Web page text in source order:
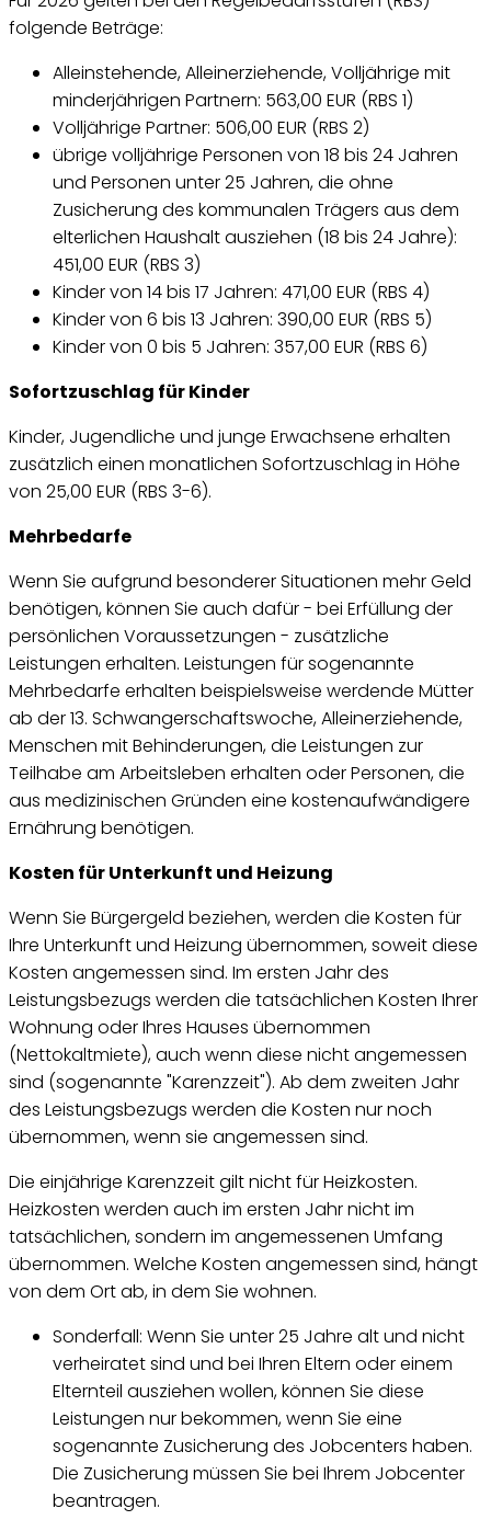
folgende Beträge:
Alleinstehende, Alleinerziehende, Volljährige mit
minderjährigen Partnern: 563,00 EUR (RBS 1)
Volljährige Partner: 506,00 EUR (RBS 2)
übrige volljährige Personen von 18 bis 24 Jahren
und Personen unter 25 Jahren, die ohne
Zusicherung des kommunalen Trägers aus dem
elterlichen Haushalt ausziehen (18 bis 24 Jahre):
451,00 EUR (RBS 3)
Kinder von 14 bis 17 Jahren: 471,00 EUR (RBS 4)
Kinder von 6 bis 13 Jahren: 390,00 EUR (RBS 5)
Kinder von 0 bis 5 Jahren: 357,00 EUR (RBS 6)
Sofortzuschlag für Kinder
Kinder, Jugendliche und junge Erwachsene erhalten
zusätzlich einen monatlichen Sofortzuschlag in Höhe
von 25,00 EUR (RBS 3-6).
Mehrbedarfe
Wenn Sie aufgrund besonderer Situationen mehr Geld
benötigen, können Sie auch dafür - bei Erfüllung der
persönlichen Voraussetzungen - zusätzliche
Leistungen erhalten. Leistungen für sogenannte
Mehrbedarfe erhalten beispielsweise werdende Mütter
ab der 13. Schwangerschaftswoche, Alleinerziehende,
Menschen mit Behinderungen, die Leistungen zur
Teilhabe am Arbeitsleben erhalten oder Personen, die
aus medizinischen Gründen eine kostenaufwändigere
Ernährung benötigen.
Kosten für Unterkunft und Heizung
Wenn Sie Bürgergeld beziehen, werden die Kosten für
Ihre Unterkunft und Heizung übernommen, soweit diese
Kosten angemessen sind. Im ersten Jahr des
Leistungsbezugs werden die tatsächlichen Kosten Ihrer
Wohnung oder Ihres Hauses übernommen
(Nettokaltmiete), auch wenn diese nicht angemessen
sind (sogenannte "Karenzzeit"). Ab dem zweiten Jahr
des Leistungsbezugs werden die Kosten nur noch
übernommen, wenn sie angemessen sind.
Die einjährige Karenzzeit gilt nicht für Heizkosten.
Heizkosten werden auch im ersten Jahr nicht im
tatsächlichen, sondern im angemessenen Umfang
übernommen. Welche Kosten angemessen sind, hängt
von dem Ort ab, in dem Sie wohnen.
Sonderfall: Wenn Sie unter 25 Jahre alt und nicht
verheiratet sind und bei Ihren Eltern oder einem
Elternteil ausziehen wollen, können Sie diese
Leistungen nur bekommen, wenn Sie eine
sogenannte Zusicherung des Jobcenters haben.
Die Zusicherung müssen Sie bei Ihrem Jobcenter
beantragen.